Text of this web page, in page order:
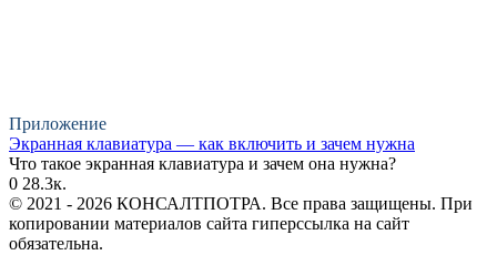
Приложение
Экранная клавиатура — как включить и зачем нужна
Что такое экранная клавиатура и зачем она нужна?
0 28.3к.
© 2021 - 2026 КОНСАЛТПОТРА. Все права защищены. При
копировании материалов сайта гиперссылка на сайт
обязательна.